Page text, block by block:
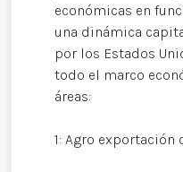
económicas en
una dinámica
por los Estados
todo el marco
áreas:
1: Agro exportación